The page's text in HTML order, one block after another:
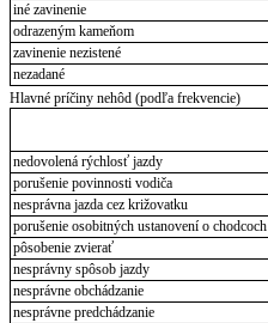
iné zavinenie
odrazeným kameňom
zavinenie nezistené
nezadané
Hlavné príčiny nehôd (podľa frekvencie)
nedovolená rýchlosť jazdy
porušenie povinnosti vodiča
nesprávna jazda cez križovatku
porušenie osobitných ustanovení o chodcoch
pôsobenie zvierať
nesprávny spôsob jazdy
nesprávne obchádzanie
nesprávne predchádzanie